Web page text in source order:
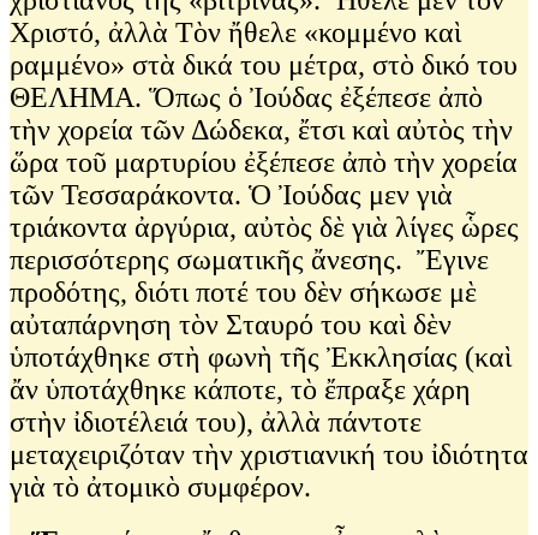
Χριστό, ἀλλὰ Τὸν ἤθελε «κομμένο καὶ
ραμμένο» στὰ δικά του μέτρα, στὸ δικό του
ΘΕΛΗΜΑ. Ὅπως ὁ Ἰούδας ἐξέπεσε ἀπὸ
τὴν χορεία τῶν Δώδεκα, ἔτσι καὶ αὐτὸς τὴν
ὥρα τοῦ μαρτυρίου ἐξέπεσε ἀπὸ τὴν χορεία
τῶν Τεσσαράκοντα. Ὁ Ἰούδας μεν γιὰ
τριάκοντα ἀργύρια, αὐτὸς δὲ γιὰ λίγες ὧρες
περισσότερης σωματικῆς ἄνεσης. Ἔγινε
προδότης, διότι ποτέ του δὲν σήκωσε μὲ
αὐταπάρνηση τὸν Σταυρό του καὶ δὲν
ὑποτάχθηκε στὴ φωνὴ τῆς Ἐκκλησίας (καὶ
ἄν ὑποτάχθηκε κάποτε, τὸ ἔπραξε χάρη
στὴν ἰδιοτέλειά του), ἀλλὰ πάντοτε
μεταχειριζόταν τὴν χριστιανική του ἰδιότητα
γιὰ τὸ ἀτομικὸ συμφέρον.